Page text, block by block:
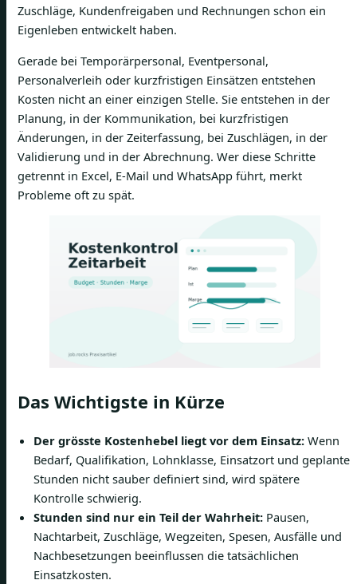
Zuschläge, Kundenfreigaben und Rechnungen schon ein
Eigenleben entwickelt haben.
Gerade bei Temporärpersonal, Eventpersonal,
Personalverleih oder kurzfristigen Einsätzen entstehen
Kosten nicht an einer einzigen Stelle. Sie entstehen in der
Planung, in der Kommunikation, bei kurzfristigen
Änderungen, in der Zeiterfassung, bei Zuschlägen, in der
Validierung und in der Abrechnung. Wer diese Schritte
getrennt in Excel, E-Mail und WhatsApp führt, merkt
Probleme oft zu spät.
Das Wichtigste in Kürze
Der grösste Kostenhebel liegt vor dem Einsatz: Wenn
Bedarf, Qualifikation, Lohnklasse, Einsatzort und geplante
Stunden nicht sauber definiert sind, wird spätere
Kontrolle schwierig.
Stunden sind nur ein Teil der Wahrheit: Pausen,
Nachtarbeit, Zuschläge, Wegzeiten, Spesen, Ausfälle und
Nachbesetzungen beeinflussen die tatsächlichen
Einsatzkosten.